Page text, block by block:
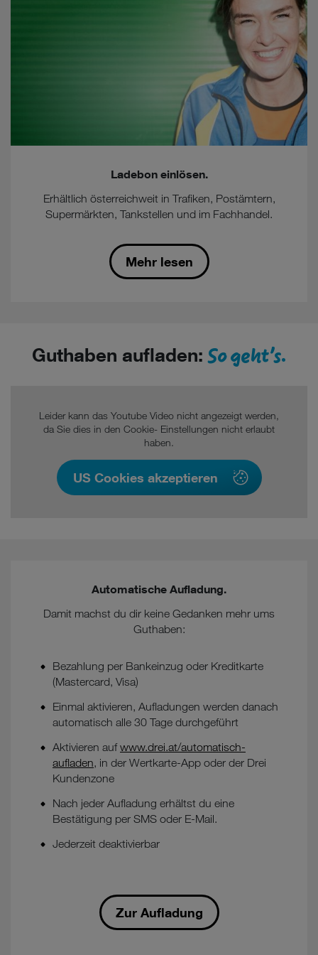
Ladebon einlösen.
Erhältlich österreichweit in Trafiken, Postämtern,
Supermärkten, Tankstellen und im Fachhandel.
Mehr lesen
Guthaben aufladen: So geht's.
Leider kann das Youtube Video nicht angezeigt werden,
da Sie dies in den Cookie- Einstellungen nicht erlaubt
haben.
US Cookies akzeptieren
Automatische Aufladung.
Damit machst du dir keine Gedanken mehr ums
Guthaben:
Bezahlung per Bankeinzug oder Kreditkarte
(Mastercard, Visa)
Einmal aktivieren, Aufladungen werden danach
automatisch alle 30 Tage durchgeführt
Aktivieren aufwww.drei.at/automatisch-
aufladen, in der Wertkarte-App oder der Drei
Kundenzone
Nach jeder Aufladung erhältst du eine
Bestätigung per SMS oder E-Mail.
Jederzeit deaktivierbar
Zur Aufladung